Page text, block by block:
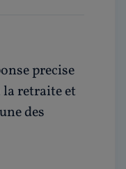
precise
retraite et
des